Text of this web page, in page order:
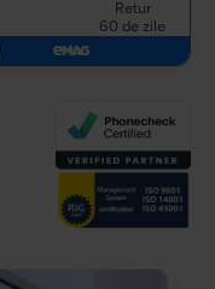
Retur
60 de zile